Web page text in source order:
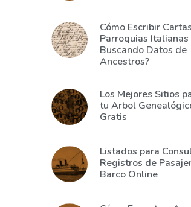
Cómo Escribir
Parroquias Italianas
Buscando Datos de
Ancestros?
Los Mejores Sitios
tu Arbol
Gratis
Listados para
Registros de
Barco Online